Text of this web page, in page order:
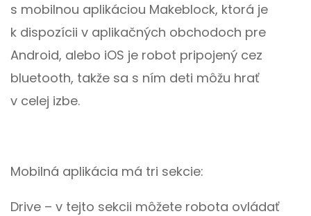
s mobilnou aplikáciou Makeblock, ktorá je
k dispozícii v aplikačných obchodoch pre
Android, alebo iOS je robot pripojený cez
bluetooth, takže sa s ním deti môžu hrať
v celej izbe.
Mobilná aplikácia má tri sekcie:
Drive – v tejto sekcii môžete robota ovládať